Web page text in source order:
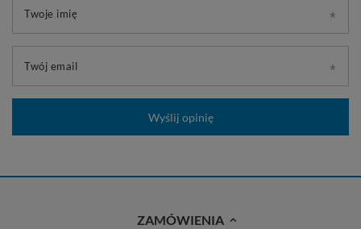
Twoje imię
Twój email
Wyślij opinię
ZAMÓWIENIA